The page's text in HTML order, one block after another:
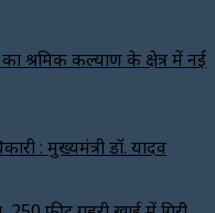
श्रमिक कल्याण के क्षेत्र में नई
: मुख्यमंत्री डॉ. यादव